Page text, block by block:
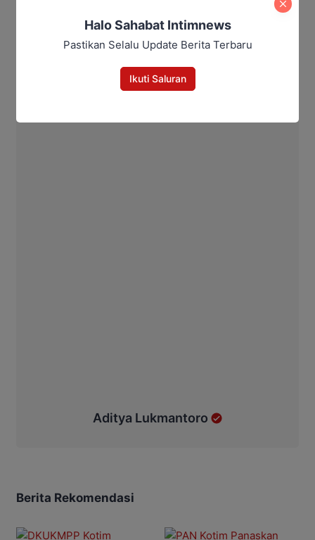
Aditya Lukmantoro
Berita Rekomendasi
Halo Sahabat Intimnews
Pastikan Selalu Update Berita Terbaru
Ikuti Saluran